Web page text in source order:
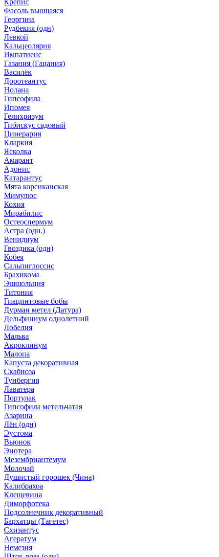
Крепис
Фасоль вьющаяся
Георгина
Рудбекия (одн)
Левкой
Кальцеолярия
Импатиенс
Газания (Гацания)
Василёк
Доротеантус
Нолана
Гипсофила
Ипомея
Гелихризум
Гибискус садовый
Цинерария
Кларкия
Ясколка
Амарант
Адонис
Катарантус
Мята корсиканская
Мимулюс
Кохия
Мирабилис
Остеоспермум
Астра (одн.)
Венидиум
Гвоздика (одн)
Кобея
Сальпиглоссис
Брахикома
Эшшольция
Титония
Гиацинтовые бобы
Дурман метел (Датура)
Дельфиниум однолетний
Лобелия
Мальва
Акроклинум
Малопа
Капуста декоративная
Скабиоза
Тунбергия
Лаватера
Портулак
Гипсофила метельчатая
Азарина
Лён (одн)
Эустома
Вьюнок
Энотера
Мезембриантемум
Молочай
Душистый горошек (Чина)
Калибрахоа
Клещевина
Диморфотека
Подсолнечник декоративный
Бархатцы (Тагетес)
Схизантус
Агератум
Немезия